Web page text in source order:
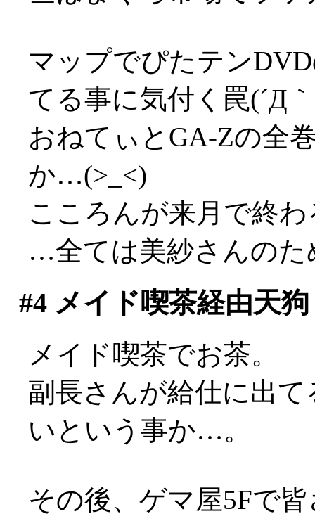
マップでぴたテン
てる事に気付く罠(´Д
おねてぃとGA-Zの全
か…(>_<)
こころんが来月で終
…全ては美紗さんのた
#4メイド喫茶経由天狗
メイド喫茶でお茶。
副長さんが給仕に出
いという事か…。
その後、ゲマ屋5Fで